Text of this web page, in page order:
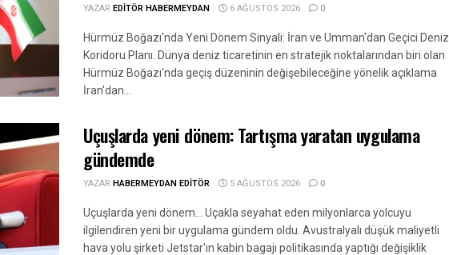
YAZAR EDITÖR HABERMEYDAN 6 AĞUSTOS 2026 0
Hürmüz Boğazı'nda Yeni Dönem Sinyali: İran ve Umman'dan Geçici Deniz
Koridoru Planı. Dünya deniz ticaretinin en stratejik noktalarından biri olan
Hürmüz Boğazı'nda geçiş düzeninin değişebileceğine yönelik açıklama
İran'dan...
Uçuşlarda yeni dönem: Tartışma yaratan uygulama
gündemde
YAZAR HABERMEYDAN EDITÖR 5 AĞUSTOS 2026 0
Uçuşlarda yeni dönem... Uçakla seyahat eden milyonlarca yolcuyu
ilgilendiren yeni bir uygulama gündem oldu. Avustralyalı düşük maliyetli
hava yolu şirketi Jetstar'ın kabin bagajı politikasında yaptığı değişiklik